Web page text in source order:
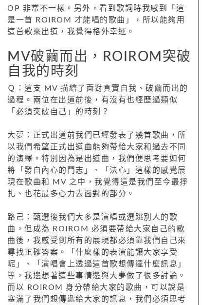
OP 非常不一樣。另外，看到歌詞時我感到「這
是一首 ROIROM 才能唱的歌曲」，所以能夠用
這首歌來出道，我覺得格外幸運。
MV破繭而出，ROIROM突破
自我的時刻
Ｑ：這支 MV 描繪了面對真實自我、破繭而出的
過程。兩位在出道前後，有沒有也經歷過類似
「必須突破自己」的時刻？
大夢：正式出道前我們已經發表了幾首歌曲，所
以我們希望正式出道曲能夠帶給大家和過去不同
的演繹。特別因為是出道曲，我們便思考要如何
將「發自內心的鬥志」、「決心」這樣的感覺展
現在歌曲和 MV 之中，我覺得這是我們至今最掙
扎、也花最多心力去面對的部分。
路己：甄選後我們大多是演唱或選跳別人的歌
曲，但成為 ROIROM 必須要帶給大家自己的歌
曲後，我感受到所有的展現都必須靠我們自己來
尋找正確答案。「什麼樣的表演能讓大家享受
呢」、「演唱會上透過這首歌想傳達什麼訊息」
等，我邊想著這些事情邊與大夢做了很多討論。
而以 ROIROM 身分帶給大家的歌曲，可以說是
塞滿了我們想傳遞給大家的訊息，我們必須思考